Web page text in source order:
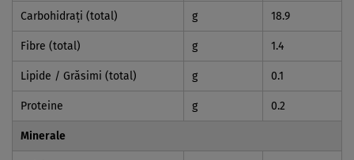
Carbohidraţi (total) g 18.9
Fibre (total) g 1.4
Lipide / Grăsimi (total) g 0.1
Proteine g 0.2
Minerale